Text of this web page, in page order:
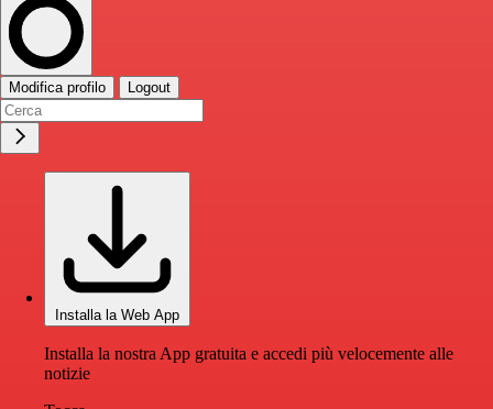
Modifica profilo Logout
Installa la Web App
Installa la nostra App gratuita e accedi più velocemente alle
notizie